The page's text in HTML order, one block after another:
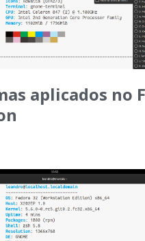
aplicados no